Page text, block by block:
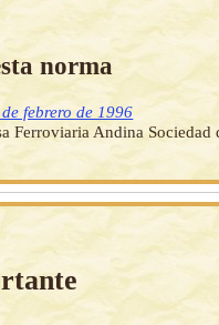
norma
febrero de 1996
Ferroviaria Andina Sociedad